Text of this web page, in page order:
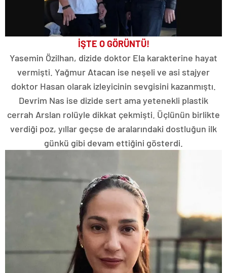
İŞTE O GÖRÜNTÜ!
Yasemin Özilhan, dizide doktor Ela karakterine hayat
vermişti. Yağmur Atacan ise neşeli ve asi stajyer
doktor Hasan olarak izleyicinin sevgisini kazanmıştı.
Devrim Nas ise dizide sert ama yetenekli plastik
cerrah Arslan rolüyle dikkat çekmişti. Üçlünün birlikte
verdiği poz, yıllar geçse de aralarındaki dostluğun ilk
günkü gibi devam ettiğini gösterdi.